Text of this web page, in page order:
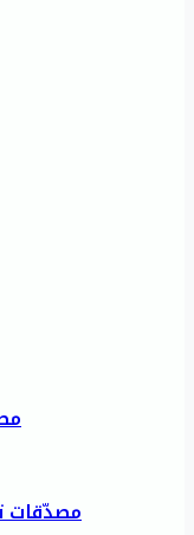
مصدّقات